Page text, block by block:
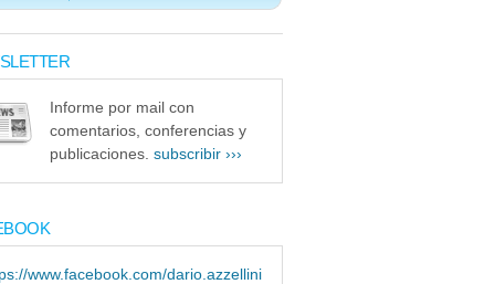
Informe por mail con
comentarios, conferencias y
publicaciones. subscribir ›››
www.facebook.com/dario.azzellini